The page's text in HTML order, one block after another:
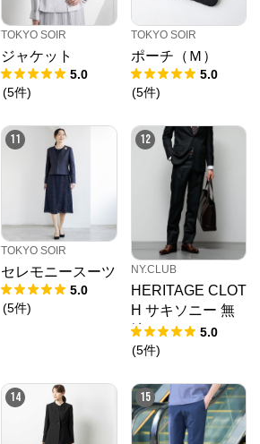
TOKYO SOIR
ジャケット
5.0
(5件)
TOKYO SOIR
ポーチ（Ｍ）
5.0
(5件)
11
TOKYO SOIR
セレモニースーツ
5.0
(5件)
12
NY.CLUB
HERITAGE CLOT
H サキソニー 無
地 ソフトテーパ
ードスラックス
応)
5.0
(5件)
14 15